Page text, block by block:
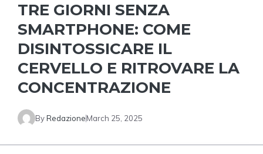
TRE GIORNI SENZA
SMARTPHONE: COME
DISINTOSSICARE IL
CERVELLO E RITROVARE LA
CONCENTRAZIONE
ByRedazioneMarch 25, 2025